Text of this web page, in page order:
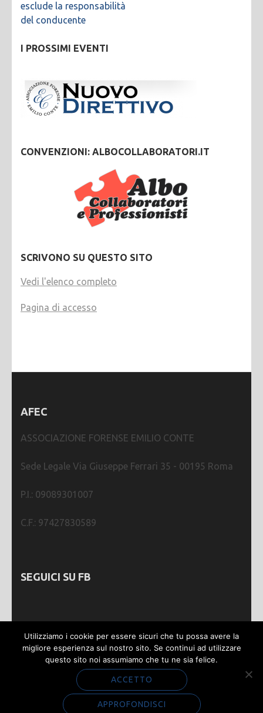
esclude la responsabilità
del conducente
I PROSSIMI EVENTI
CONVENZIONI: ALBOCOLLABORATORI.IT
SCRIVONO SU QUESTO SITO
Vedi l'elenco completo
Pagina di accesso
AFEC
ASSOCIAZIONE FORENSE EMILIO CONTE
Sede Legale Via Giuseppe Ferrari 35 - 00195 Roma
P.I.: 09089301007
C.F.: 97427830589
SEGUICI SU FB
Webmastering bySGWEB | Metro Magazine |
Sviluppato da
Rara Theme. Powered by
Utilizziamo i cookie per essere sicuri che tu possa avere la
migliore esperienza sul nostro sito. Se continui ad utilizzare
questo sito noi assumiamo che tu ne sia felice.
ACCETTO
APPROFONDISCI